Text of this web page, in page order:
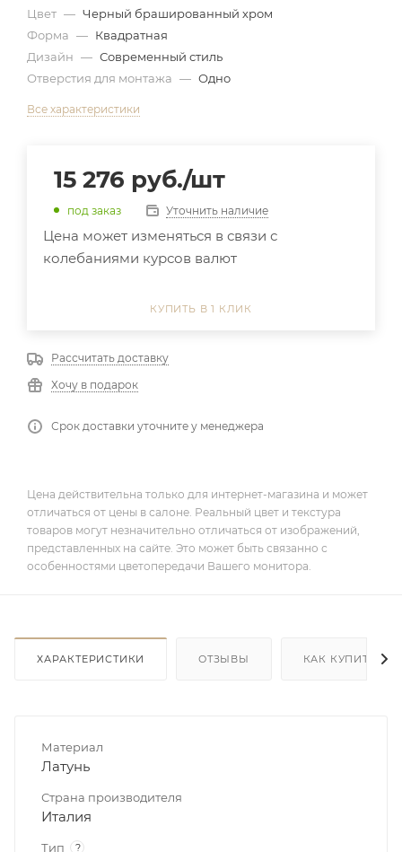
Цвет — Черный брашированный хром
Форма — Квадратная
Дизайн — Современный стиль
Отверстия для монтажа — Одно
Все характеристики
15 276 руб./шт
под заказ Уточнить наличие
Цена может изменяться в связи с
колебаниями курсов валют
КУПИТЬ В 1 КЛИК
Рассчитать доставку
Хочу в подарок
Срок доставки уточните у менеджера
Цена действительна только для интернет-магазина и может
отличаться от цены в салоне. Реальный цвет и текстура
товаров могут незначительно отличаться от изображений,
представленных на сайте. Это может быть связанно с
особенностями цветопередачи Вашего монитора.
ХАРАКТЕРИСТИКИ ОТЗЫВЫ КАК КУПИТЬ
Материал
Латунь
Страна производителя
Италия
Тип ?